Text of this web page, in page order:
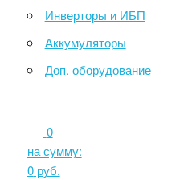
Инверторы и ИБП
Аккумуляторы
Доп. оборудование
0
на сумму:
0руб.